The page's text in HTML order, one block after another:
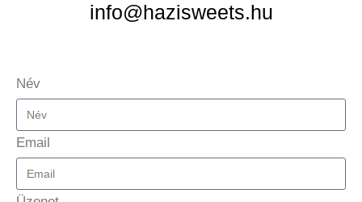
info@hazisweets.hu
Név
Email